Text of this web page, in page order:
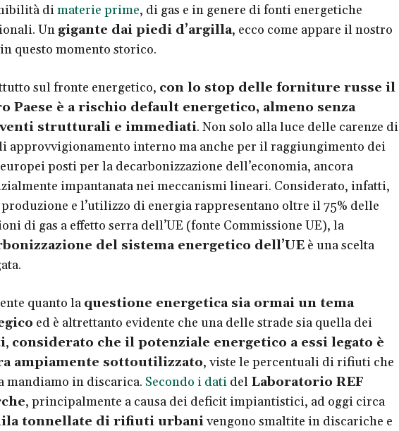
dimaterie prime, di gas e in genere di fonti energetiche
Un gigante dai piedi d’argilla, ecco come appare il nostro
questo momento storico.
sul fronte energetico, con lo stop delle forniture russe il
Paese è a rischio default energetico, almeno senza
strutturali e immediati. Non solo alla luce delle carenze di
approvvigionamento interno ma anche per il raggiungimento dei
posti per la decarbonizzazione dell’economia, ancora
impantanata nei meccanismi lineari. Considerato, infatti,
produzione e l’utilizzo di energia rappresentano oltre il 75% delle
di gas a effetto serra dell’UE (fonte Commissione UE), la
del sistema energetico dell’UEè una scelta
quanto la questione energetica sia ormai un tema
ed è altrettanto evidente che una delle strade sia quella dei
, considerato che il potenziale energetico a essi legato è
ampiamente sottoutilizzato, viste le percentuali di rifiuti che
mandiamo in discarica. Secondo i datidel Laboratorio REF
, principalmente a causa dei deficit impiantistici, ad oggi circa
tonnellate di rifiuti urbanivengono smaltite in discariche e